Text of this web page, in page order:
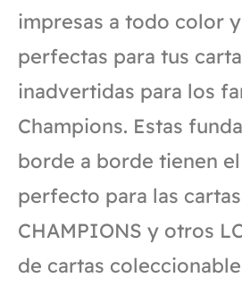
impresas a todo color
perfectas para tus
inadvertidas para los
Champions. Estas
borde a borde tienen
perfecto para las
CHAMPIONS y otros
de cartas